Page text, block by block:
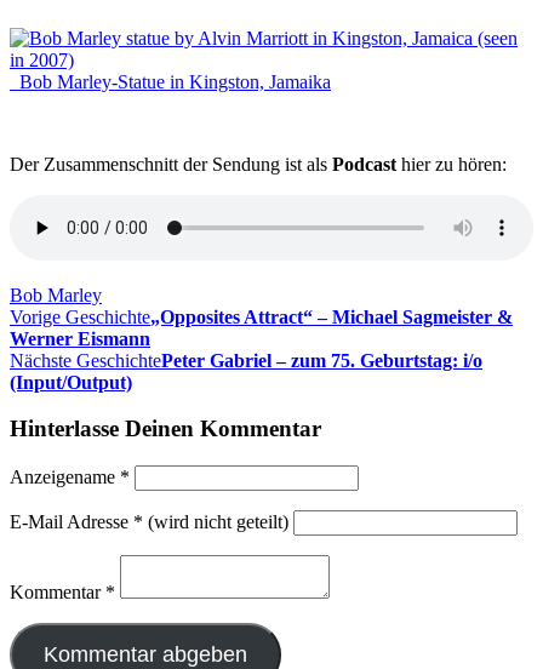
Bob Marley-Statue in Kingston, Jamaika
Der Zusammenschnitt der Sendung ist als Podcast hier zu hören:
Bob Marley
Vorige Geschichte„Opposites Attract“ – Michael Sagmeister &
Werner Eismann
Nächste GeschichtePeter Gabriel – zum 75. Geburtstag: i/o
(Input/Output)
Hinterlasse Deinen Kommentar
Anzeigename *
E-Mail Adresse * (wird nicht geteilt)
Kommentar *